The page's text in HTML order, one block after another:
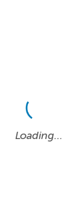
Loading…